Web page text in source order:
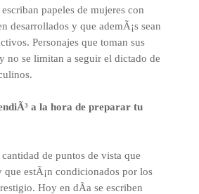
papeles de mujeres con
desarrollados y que ademÃ¡s sean
Personajes que toman sus
no se limitan a seguir el dictado de
a la hora de preparar tu
de puntos de vista que
que estÃ¡n condicionados por los
Hoy en dÃ­a se escriben